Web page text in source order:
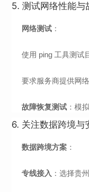
5.测试网络性能与
网络测试 ：
使用 ping 工具测试
要求服务商提供网
故障恢复测试 ：模
6. 关注数据跨境与
数据跨境方案 ：
专线接入 ：选择贵